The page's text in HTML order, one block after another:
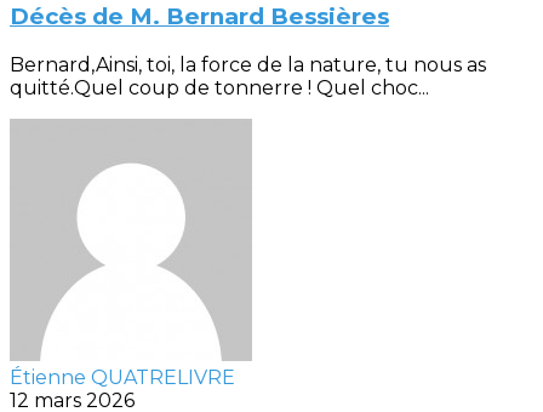
Décès de M. Bernard Bessières
Bernard,Ainsi, toi, la force de la nature, tu nous as
quitté.Quel coup de tonnerre ! Quel choc...
Étienne QUATRELIVRE
12 mars 2026